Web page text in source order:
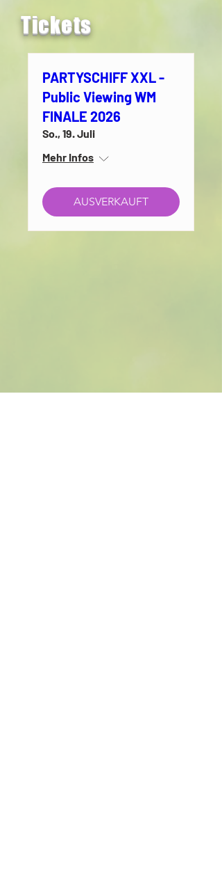
Tickets
PARTYSCHIFF XXL -
Public Viewing WM
FINALE 2026
So., 19. Juli
Mehr Infos
AUSVERKAUFT